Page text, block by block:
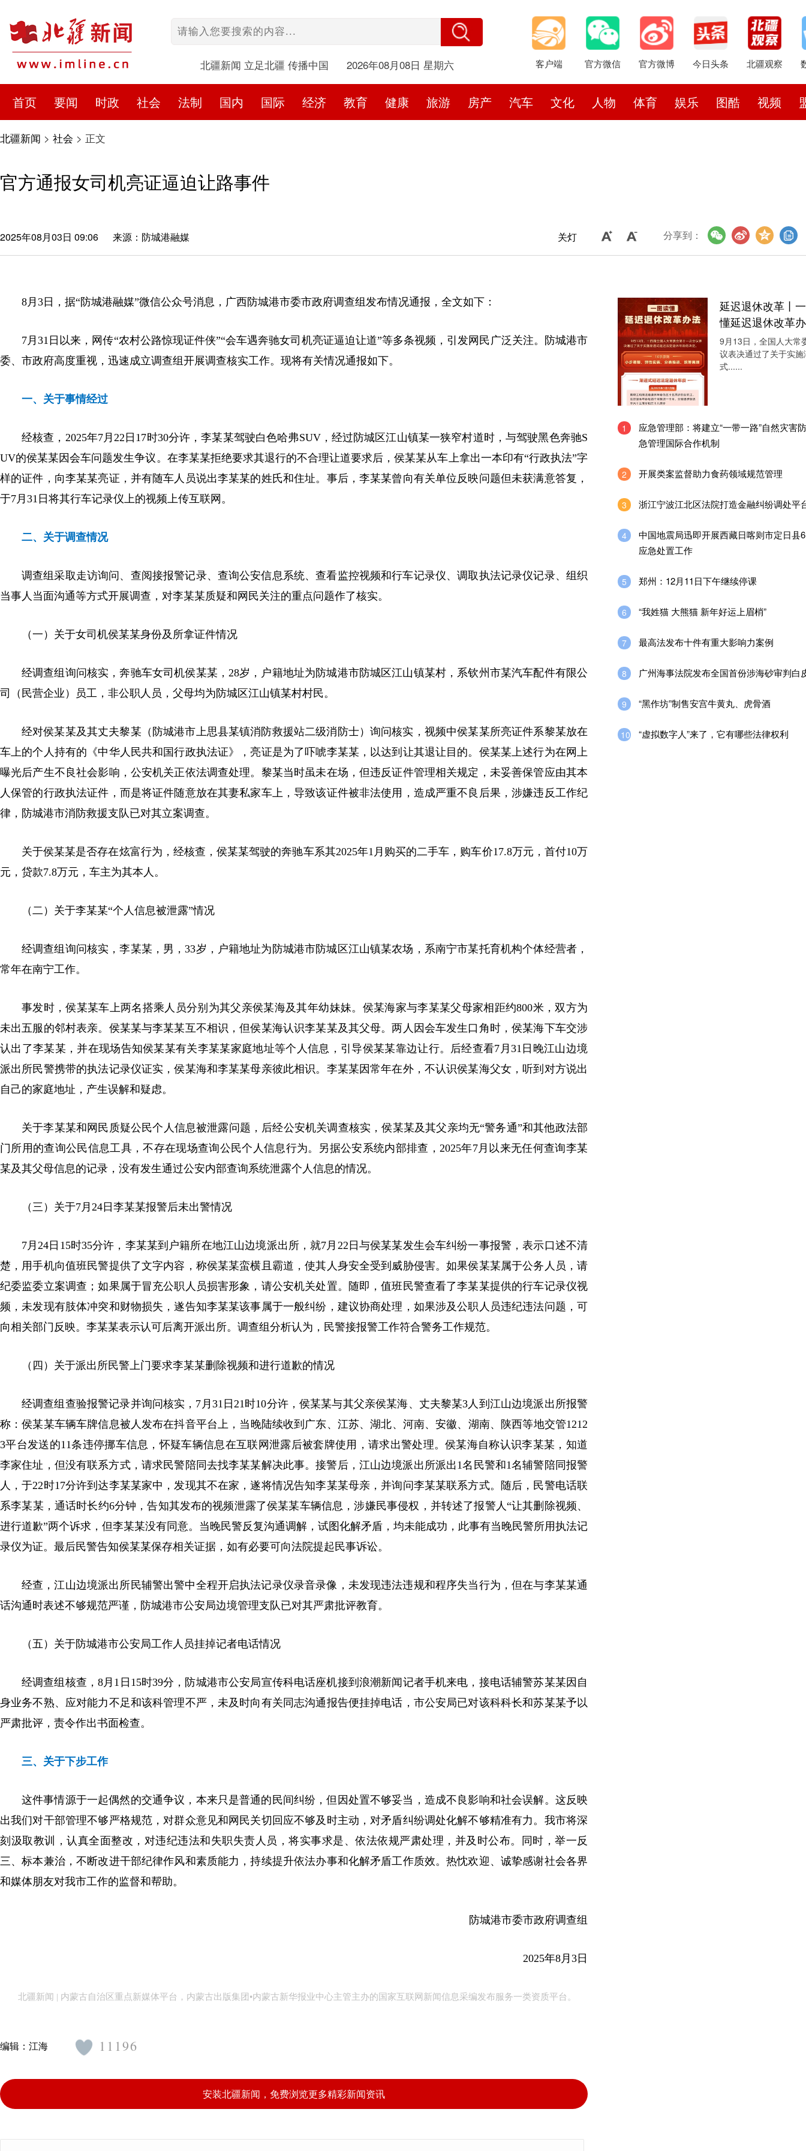
北疆新闻 立足北疆 传播中国 2026年08月08日 星期六 客户端 官方微信 官方微博 今日头条 北疆观察
首页 要闻 时政 社会 法制 国内 国际 经济 教育 健康 旅游 房产 汽车 文化 人物 体育 娱乐 图酷 视频
北疆新闻 > 社会 > 正文
官方通报女司机亮证逼迫让路事件
2025年08月03日 09:06 来源：防城港融媒 关灯 分享到：
8月3日，据“防城港融媒”微信公众号消息，广西防城港市委市政府调查组发布情况通报，全文如下：
7月31日以来，网传“农村公路惊现证件侠”“会车遇奔驰女司机亮证逼迫让道”等多条视频，引发网民广泛关注。防城港市
委、市政府高度重视，迅速成立调查组开展调查核实工作。现将有关情况通报如下。
一、关于事情经过
经核查，2025年7月22日17时30分许，李某某驾驶白色哈弗SUV，经过防城区江山镇某一狭窄村道时，与驾驶黑色奔驰S
UV的侯某某因会车问题发生争议。在李某某拒绝要求其退行的不合理让道要求后，侯某某从车上拿出一本印有“行政执法”字
样的证件，向李某某亮证，并有随车人员说出李某某的姓氏和住址。事后，李某某曾向有关单位反映问题但未获满意答复，
于7月31日将其行车记录仪上的视频上传互联网。
二、关于调查情况
调查组采取走访询问、查阅接报警记录、查询公安信息系统、查看监控视频和行车记录仪、调取执法记录仪记录、组织
当事人当面沟通等方式开展调查，对李某某质疑和网民关注的重点问题作了核实。
（一）关于女司机侯某某身份及所拿证件情况
经调查组询问核实，奔驰车女司机侯某某，28岁，户籍地址为防城港市防城区江山镇某村，系钦州市某汽车配件有限公
司（民营企业）员工，非公职人员，父母均为防城区江山镇某村村民。
经对侯某某及其丈夫黎某（防城港市上思县某镇消防救援站二级消防士）询问核实，视频中侯某某所亮证件系黎某放在
车上的个人持有的《中华人民共和国行政执法证》，亮证是为了吓唬李某某，以达到让其退让目的。侯某某上述行为在网上
曝光后产生不良社会影响，公安机关正依法调查处理。黎某当时虽未在场，但违反证件管理相关规定，未妥善保管应由其本
人保管的行政执法证件，而是将证件随意放在其妻私家车上，导致该证件被非法使用，造成严重不良后果，涉嫌违反工作纪
律，防城港市消防救援支队已对其立案调查。
关于侯某某是否存在炫富行为，经核查，侯某某驾驶的奔驰车系其2025年1月购买的二手车，购车价17.8万元，首付10万
元，贷款7.8万元，车主为其本人。
（二）关于李某某“个人信息被泄露”情况
经调查组询问核实，李某某，男，33岁，户籍地址为防城港市防城区江山镇某农场，系南宁市某托育机构个体经营者，
常年在南宁工作。
事发时，侯某某车上两名搭乘人员分别为其父亲侯某海及其年幼妹妹。侯某海家与李某某父母家相距约800米，双方为
未出五服的邻村表亲。侯某某与李某某互不相识，但侯某海认识李某某及其父母。两人因会车发生口角时，侯某海下车交涉
认出了李某某，并在现场告知侯某某有关李某某家庭地址等个人信息，引导侯某某靠边让行。后经查看7月31日晚江山边境
派出所民警携带的执法记录仪证实，侯某海和李某某母亲彼此相识。李某某因常年在外，不认识侯某海父女，听到对方说出
自己的家庭地址，产生误解和疑虑。
关于李某某和网民质疑公民个人信息被泄露问题，后经公安机关调查核实，侯某某及其父亲均无“警务通”和其他政法部
门所用的查询公民信息工具，不存在现场查询公民个人信息行为。另据公安系统内部排查，2025年7月以来无任何查询李某
某及其父母信息的记录，没有发生通过公安内部查询系统泄露个人信息的情况。
（三）关于7月24日李某某报警后未出警情况
7月24日15时35分许，李某某到户籍所在地江山边境派出所，就7月22日与侯某某发生会车纠纷一事报警，表示口述不清
楚，用手机向值班民警提供了文字内容，称侯某某蛮横且霸道，使其人身安全受到威胁侵害。如果侯某某属于公务人员，请
纪委监委立案调查；如果属于冒充公职人员损害形象，请公安机关处置。随即，值班民警查看了李某某提供的行车记录仪视
频，未发现有肢体冲突和财物损失，遂告知李某某该事属于一般纠纷，建议协商处理，如果涉及公职人员违纪违法问题，可
向相关部门反映。李某某表示认可后离开派出所。调查组分析认为，民警接报警工作符合警务工作规范。
（四）关于派出所民警上门要求李某某删除视频和进行道歉的情况
经调查组查验报警记录并询问核实，7月31日21时10分许，侯某某与其父亲侯某海、丈夫黎某3人到江山边境派出所报警
称：侯某某车辆车牌信息被人发布在抖音平台上，当晚陆续收到广东、江苏、湖北、河南、安徽、湖南、陕西等地交管1212
3平台发送的11条违停挪车信息，怀疑车辆信息在互联网泄露后被套牌使用，请求出警处理。侯某海自称认识李某某，知道
李家住址，但没有联系方式，请求民警陪同去找李某某解决此事。接警后，江山边境派出所派出1名民警和1名辅警陪同报警
人，于22时17分许到达李某某家中，发现其不在家，遂将情况告知李某某母亲，并询问李某某联系方式。随后，民警电话联
系李某某，通话时长约6分钟，告知其发布的视频泄露了侯某某车辆信息，涉嫌民事侵权，并转述了报警人“让其删除视频、
进行道歉”两个诉求，但李某某没有同意。当晚民警反复沟通调解，试图化解矛盾，均未能成功，此事有当晚民警所用执法记
录仪为证。最后民警告知侯某某保存相关证据，如有必要可向法院提起民事诉讼。
经查，江山边境派出所民辅警出警中全程开启执法记录仪录音录像，未发现违法违规和程序失当行为，但在与李某某通
话沟通时表述不够规范严谨，防城港市公安局边境管理支队已对其严肃批评教育。
（五）关于防城港市公安局工作人员挂掉记者电话情况
经调查组核查，8月1日15时39分，防城港市公安局宣传科电话座机接到浪潮新闻记者手机来电，接电话辅警苏某某因自
身业务不熟、应对能力不足和该科管理不严，未及时向有关同志沟通报告便挂掉电话，市公安局已对该科科长和苏某某予以
严肃批评，责令作出书面检查。
三、关于下步工作
这件事情源于一起偶然的交通争议，本来只是普通的民间纠纷，但因处置不够妥当，造成不良影响和社会误解。这反映
出我们对干部管理不够严格规范，对群众意见和网民关切回应不够及时主动，对矛盾纠纷调处化解不够精准有力。我市将深
刻汲取教训，认真全面整改，对违纪违法和失职失责人员，将实事求是、依法依规严肃处理，并及时公布。同时，举一反
三、标本兼治，不断改进干部纪律作风和素质能力，持续提升依法办事和化解矛盾工作质效。热忱欢迎、诚挚感谢社会各界
和媒体朋友对我市工作的监督和帮助。
防城港市委市政府调查组
2025年8月3日
北疆新闻 | 内蒙古自治区重点新媒体平台，内蒙古出版集团•内蒙古新华报业中心主管主办的国家互联网新闻信息采编发布服务一类资质平台。
编辑： 江海 11196
安装北疆新闻，免费浏览更多精彩新闻资讯
延迟退休改革丨
懂延迟退休改革
9月13日，全国人大常
议表决通过了关于实施
式......
1
应急管理部：将建立“一带一路”自然灾害
急管理国际合作机制
2 开展类案监督助力食药领域规范管理
3 浙江宁波江北区法院打造金融纠纷调处平
4
中国地震局迅即开展西藏日喀则市定日县
应急处置工作
5 郑州：12月11日下午继续停课
6 “我姓猫 大熊猫 新年好运上眉梢”
7 最高法发布十件有重大影响力案例
8 广州海事法院发布全国首份涉海砂审判白
9 “黑作坊”制售安宫牛黄丸、虎骨酒
10 “虚拟数字人”来了，它有哪些法律权利